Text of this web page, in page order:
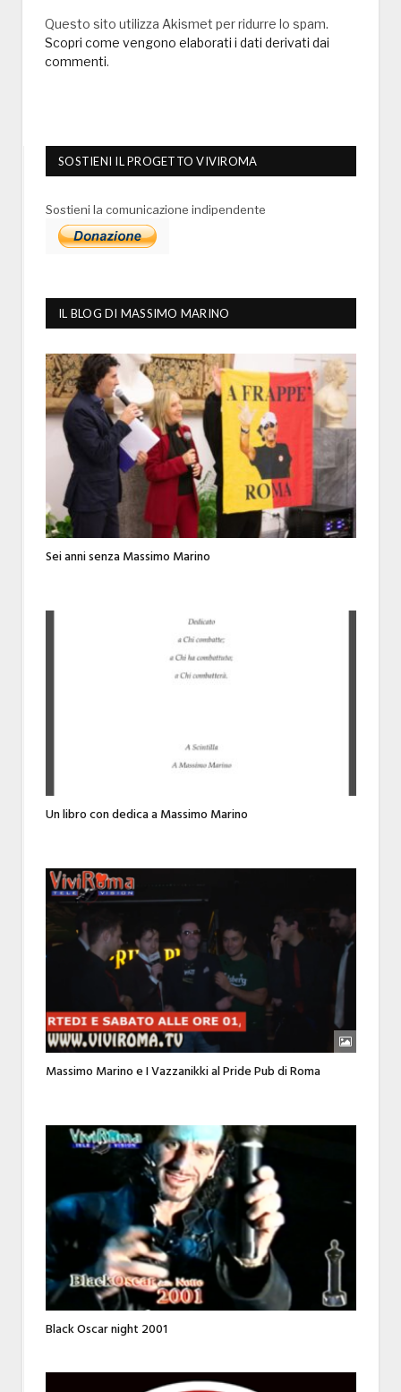
Questo sito utilizza Akismet per ridurre lo spam.
Scopri come vengono elaborati i dati derivati dai
commenti.
SOSTIENI IL PROGETTO VIVIROMA
Sostieni la comunicazione indipendente
IL BLOG DI MASSIMO MARINO
Sei anni senza Massimo Marino
Un libro con dedica a Massimo Marino
Massimo Marino e I Vazzanikki al Pride Pub di Roma
Black Oscar night 2001